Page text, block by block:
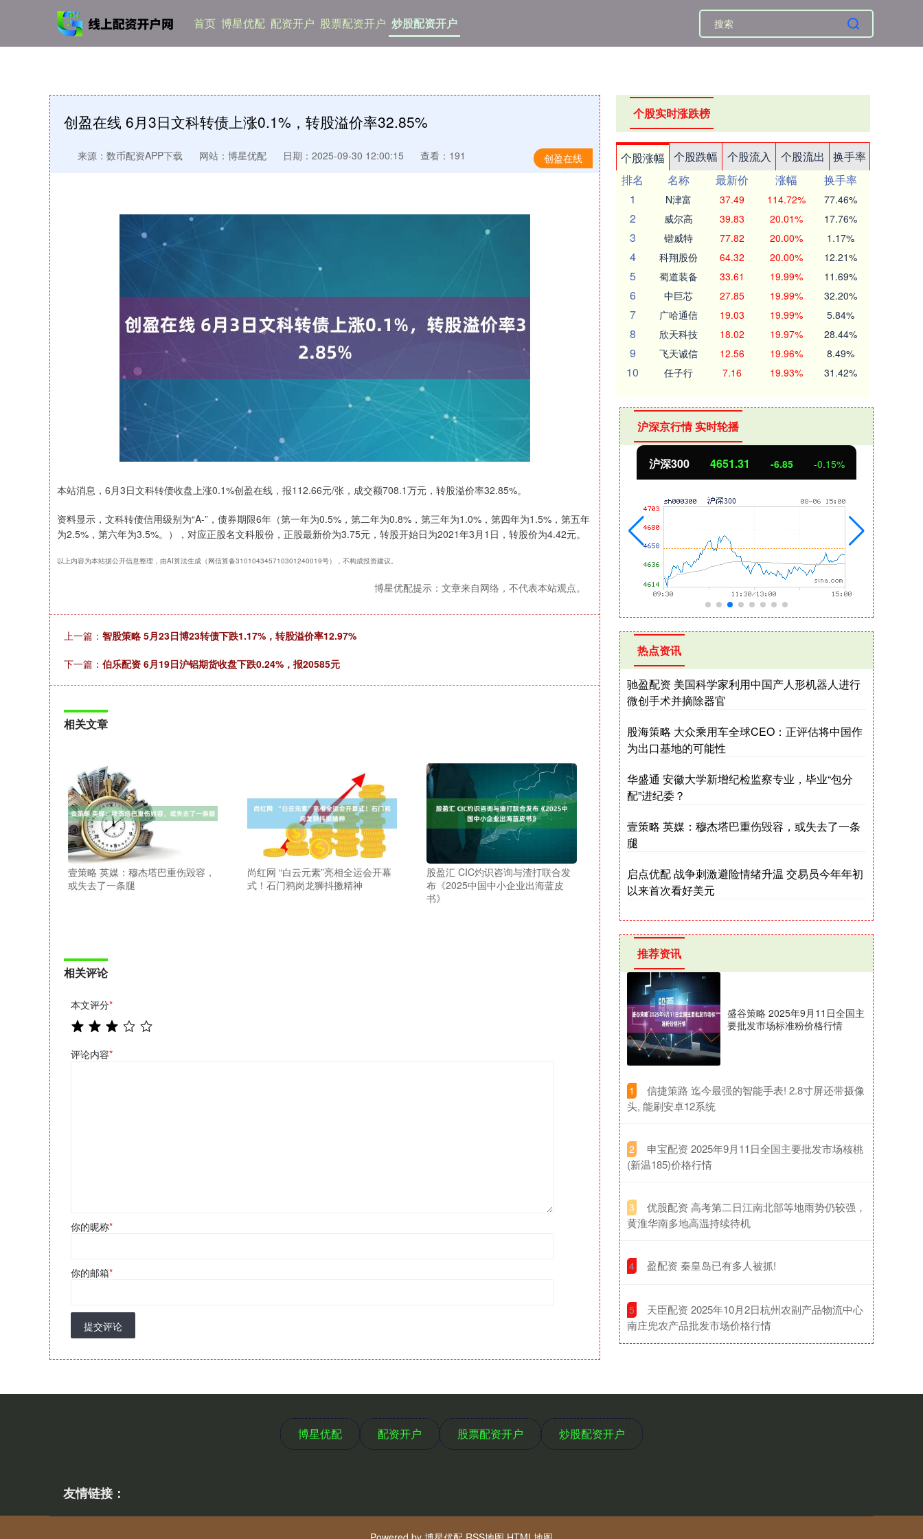
首页 博星优配 配资开户 股票配资开户 炒股配资开户
创盈在线 6月3日文科转债上涨0.1%，转股溢价率32.85%
创盈在线
来源：数币配资APP下载 网站：博星优配 日期：2025-09-30 12:00:15 查看：191
本站消息，6月3日文科转债收盘上涨0.1%创盈在线，报112.66元/张，成交额708.1万元，转股溢价率32.85%。
资料显示，文科转债信用级别为“A-”，债券期限6年（第一年为0.5%，第二年为0.8%，第三年为1.0%，第四年为1.5%，第五年
为2.5%，第六年为3.5%。），对应正股名文科股份，正股最新价为3.75元，转股开始日为2021年3月1日，转股价为4.42元。
以上内容为本站据公开信息整理，由AI算法生成（网信算备310104345710301240019号），不构成投资建议。
博星优配提示：文章来自网络，不代表本站观点。
上一篇： 智股策略 5月23日博23转债下跌1.17%，转股溢价率12.97%
下一篇： 伯乐配资 6月19日沪铝期货收盘下跌0.24%，报20585元
相关文章
壹策略 英媒：穆杰塔巴重伤毁容，
或失去了一条腿
尚红网 “白云元素”亮相全运会开幕
式！石门鸦岗龙狮抖擞精神
股盈汇 CIC灼识咨询与渣打联合发
布《2025中国中小企业出海蓝皮
书》
相关评论
本文评分*
评论内容*
你的昵称*
你的邮箱*
提交评论
个股实时涨跌榜
个股涨幅 个股跌幅 个股流入 个股流出
换手率
排名
名称 最新价 涨幅
换手率
1
N津富 37.49 114.72% 77.46%
2 威尔高 39.83 20.01% 17.76%
3 锴威特 77.82 20.00% 1.17%
4 科翔股份 64.32 20.00% 12.21%
5 蜀道装备 33.61 19.99% 11.69%
6 中巨芯 27.85 19.99% 32.20%
7 广哈通信 19.03 19.99% 5.84%
8 欣天科技 18.02 19.97% 28.44%
9 飞天诚信 12.56 19.96% 8.49%
10 任子行 7.16 19.93% 31.42%
沪深京行情 实时轮播
上证指数 3900.35 21.92 0.57% 深证成指 14110.12 -34.08 沪深300 4651.31 -6.85 -0.15%
热点资讯
驰盈配资 美国科学家利用中国产人形机器人进行
微创手术并摘除器官
股海策略 大众乘用车全球CEO：正评估将中国作
为出口基地的可能性
华盛通 安徽大学新增纪检监察专业，毕业“包分
配”进纪委？
壹策略 英媒：穆杰塔巴重伤毁容，或失去了一条
腿
启点优配 战争刺激避险情绪升温 交易员今年年初
以来首次看好美元
推荐资讯
盛谷策略 2025年9月11日全国主
要批发市场标准粉价格行情
1
​信捷策路 迄今最强的智能手表! 2.8寸屏还带摄像
头, 能刷安卓12系统
2
​申宝配资 2025年9月11日全国主要批发市场核桃
(新温185)价格行情
3
​优股配资 高考第二日江南北部等地雨势仍较强，
黄淮华南多地高温持续待机
4 ​盈配资 秦皇岛已有多人被抓!
5
​天臣配资 2025年10月2日杭州农副产品物流中心
南庄兜农产品批发市场价格行情
博星优配 配资开户 股票配资开户 炒股配资开户
友情链接：